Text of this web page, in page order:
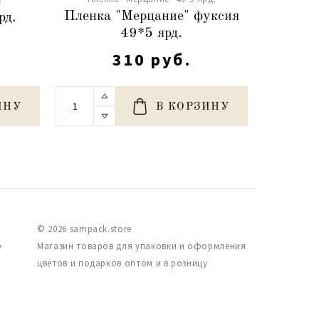
Пленка "Мерцание" фуксия
49*5 ярд.
310 руб.
В КОРЗИНУ
© 2026 sampack.store
Магазин товаров для упаковки и оформления
цветов и подарков оптом и в розницу